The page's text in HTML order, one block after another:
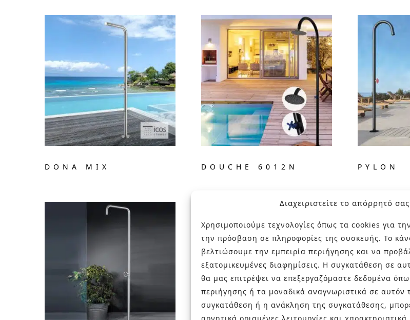
Διαχειριστείτε το απόρρητό σας
Χρησιμοποιούμε τεχνολογίες όπως τα cookies για
την πρόσβαση σε πληροφορίες της συσκευής. Το
βελτιώσουμε την εμπειρία περιήγησης και να
εξατομικευμένες διαφημίσεις. Η συγκατάθεση σε
θα μας επιτρέψει να επεξεργαζόμαστε δεδομένα
περιήγησης ή τα μοναδικά αναγνωριστικά σε αυτόν
συγκατάθεση ή η ανάκληση της συγκατάθεσης,
αρνητικά ορισμένες λειτουργίες και χαρακτηριστικά.
DONA MIX DOUCHE 6012N PYLON